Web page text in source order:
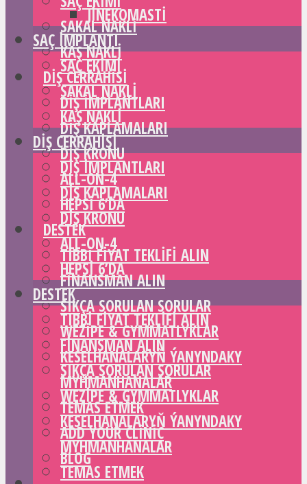
SAKAL NAKLI
KAŞ NAKLI
DIŞ CERRAHISI
DIŞ IMPLANTLARI
DIŞ KAPLAMALARI
DIŞ KRONU
ALL-ON-4
HEPSI 6’DA
DESTEK
TIBBI FIYAT TEKLIFI ALIN
FINANSMAN ALIN
SIKÇA SORULAN SORULAR
WEZIPE & GYMMATLYKLAR
KESELHANALARYŇ ÝANYNDAKY
MYHMANHANALAR
TEMAS ETMEK
ADD YOUR CLINIC
BLOG
JINEKOMASTI
SAÇ IMPLANTI
SAÇ EKIMI
SAKAL NAKLI
KAŞ NAKLI
DIŞ CERRAHISI
DIŞ IMPLANTLARI
DIŞ KAPLAMALARI
DIŞ KRONU
ALL-ON-4
HEPSI 6’DA
DESTEK
TIBBI FIYAT TEKLIFI ALIN
FINANSMAN ALIN
SIKÇA SORULAN SORULAR
WEZIPE & GYMMATLYKLAR
KESELHANALARYŇ ÝANYNDAKY
MYHMANHANALAR
TEMAS ETMEK